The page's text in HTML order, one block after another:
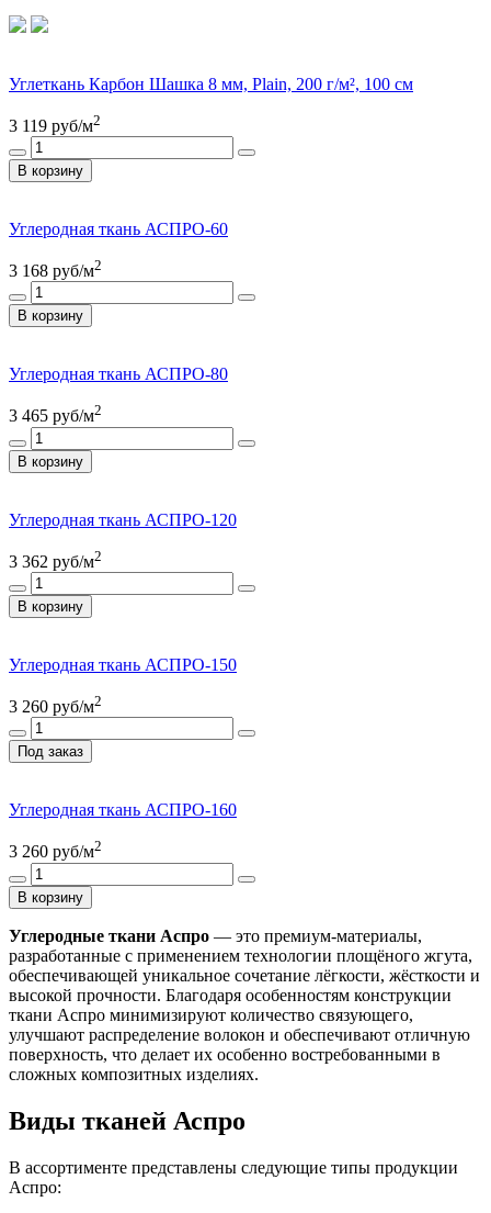
Углеткань Карбон Шашка 8 мм, Plain, 200 г/м², 100 см
3 119 руб/м2
В корзину
Углеродная ткань АСПРО-60
3 168 руб/м2
В корзину
Углеродная ткань АСПРО-80
3 465 руб/м2
В корзину
Углеродная ткань АСПРО-120
3 362 руб/м2
В корзину
Углеродная ткань АСПРО-150
3 260 руб/м2
Под заказ
Углеродная ткань АСПРО-160
3 260 руб/м2
В корзину
Углеродные ткани Аспро — это премиум-материалы,
разработанные с применением технологии площёного жгута,
обеспечивающей уникальное сочетание лёгкости, жёсткости и
высокой прочности. Благодаря особенностям конструкции
ткани Аспро минимизируют количество связующего,
улучшают распределение волокон и обеспечивают отличную
поверхность, что делает их особенно востребованными в
сложных композитных изделиях.
Виды тканей Аспро
В ассортименте представлены следующие типы продукции
Аспро: